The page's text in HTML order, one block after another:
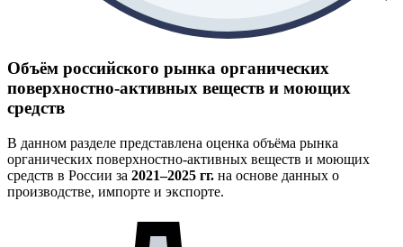
Объём российского рынка органических
поверхностно-активных веществ и моющих
средств
В данном разделе представлена оценка объёма рынка
органических поверхностно-активных веществ и моющих
средств в России за 2021–2025 гг. на основе данных о
производстве, импорте и экспорте.